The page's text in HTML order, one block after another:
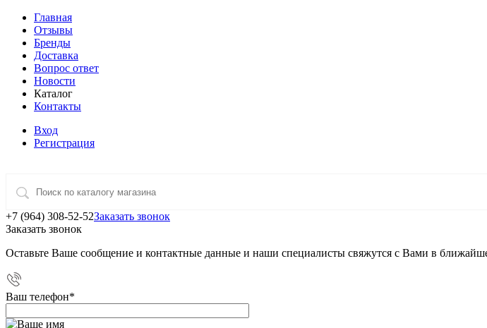
Главная
Отзывы
Бренды
Доставка
Вопрос ответ
Новости
Каталог
Контакты
Вход
Регистрация
+7 (964) 308-52-52Заказать звонок
Заказать звонок
Оставьте Ваше сообщение и контактные данные и наши специалисты свяжутся с Вами в
Ваш телефон*